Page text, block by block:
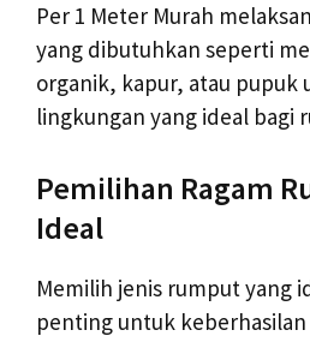
Per 1 Meter Murah
yang dibutuhkan seperti
organik, kapur, atau pupuk
lingkungan yang ideal bagi
Pemilihan Ragam
Ideal
Memilih jenis rumput yang
penting untuk